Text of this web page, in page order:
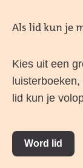
Als lid kun je
Kies uit een
lid kun je
Word lid